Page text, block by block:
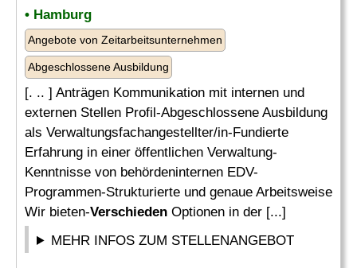
• Hamburg
Angebote von Zeitarbeitsunternehmen
Abgeschlossene Ausbildung
[. .. ] Anträgen Kommunikation mit internen und
externen Stellen Profil-Abgeschlossene Ausbildung
als Verwaltungsfachangestellter/in-Fundierte
Erfahrung in einer öffentlichen Verwaltung-
Kenntnisse von behördeninternen EDV-
Programmen-Strukturierte und genaue Arbeitsweise
Wir bieten-Verschieden Optionen in der [...]
MEHR INFOS ZUM STELLENANGEBOT